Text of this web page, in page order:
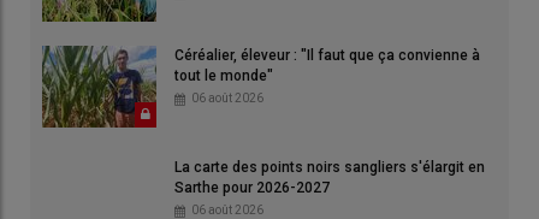
Céréalier, éleveur : "Il faut que ça convienne à
tout le monde"
06 août 2026
La carte des points noirs sangliers s'élargit en
Sarthe pour 2026-2027
06 août 2026